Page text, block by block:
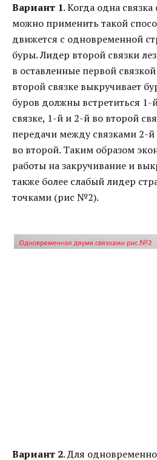
Вариант 1. Когда одна
можно применить такой
движется с одновременной
буры. Лидер второй связки
в оставленные первой
второй связке выкручивает
буров должны встретиться
связке, 1-й и 2-й во второй
передачи между связками 2-й
во второй. Таким образом
работы на закручивание и
также более слабый лидер
точками (рис №2).
Вариант 2. Для